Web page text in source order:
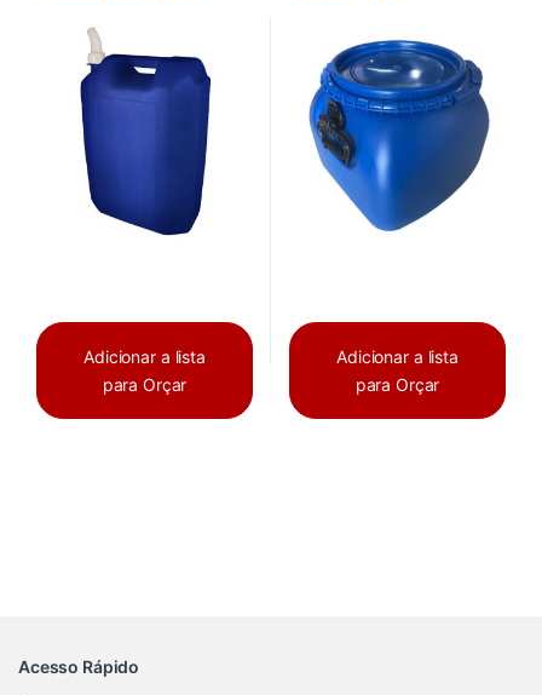
Adicionar a lista
para Orçar
Adicionar a lista
para Orçar
Acesso Rápido